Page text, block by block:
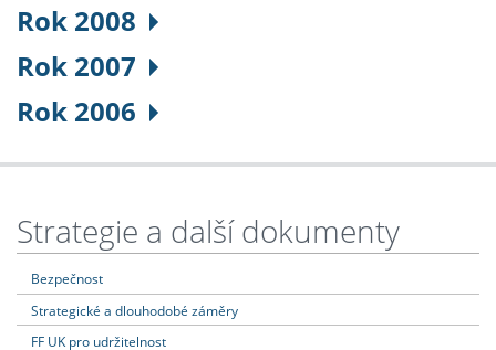
Rok 2008
Rok 2007
Rok 2006
Strategie a další dokumenty
Bezpečnost
Strategické a dlouhodobé záměry
FF UK pro udržitelnost